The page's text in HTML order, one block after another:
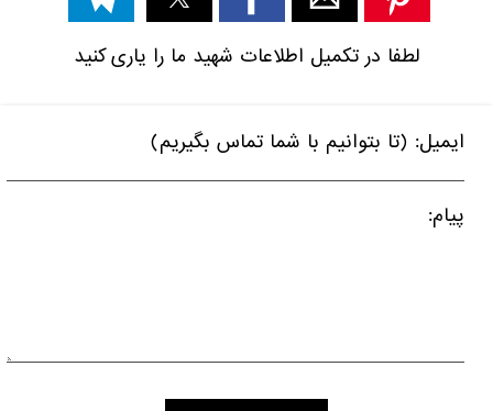
لطفا در تکمیل اطلاعات شهید ما را یاری کنید
ایمیل: (تا بتوانیم با شما تماس بگیریم)
پیام: